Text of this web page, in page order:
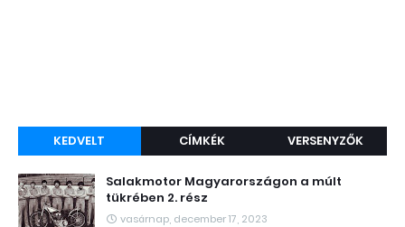
KEDVELT CÍMKÉK VERSENYZŐK
Salakmotor Magyarországon a múlt
tükrében 2. rész
vasárnap, december 17, 2023